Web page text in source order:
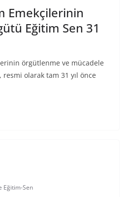
Emekçilerinin
Eğitim Sen 31
örgütlenme ve mücadele
olarak tam 31 yıl önce
Eğitim-Sen